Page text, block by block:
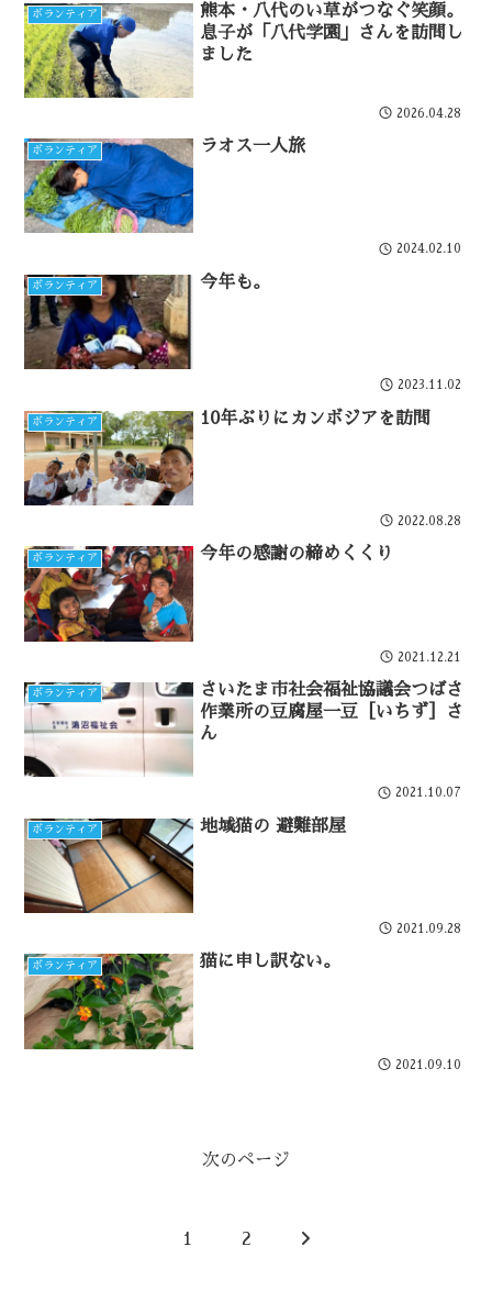
ボランティア
熊本・八代のい草がつなぐ笑顔。
息子が「八代学園」さんを訪問し
ました
2026.04.28
ボランティア ラオス一人旅
2024.02.10
ボランティア 今年も。
2023.11.02
ボランティア 10年ぶりにカンボジアを訪問
2022.08.28
ボランティア 今年の感謝の締めくくり
2021.12.21
ボランティア
さいたま市社会福祉協議会つばさ
作業所の豆腐屋一豆［いちず］さ
ん
2021.10.07
ボランティア 地域猫の 避難部屋
2021.09.28
ボランティア 猫に申し訳ない。
2021.09.10
次のページ
1 2 次